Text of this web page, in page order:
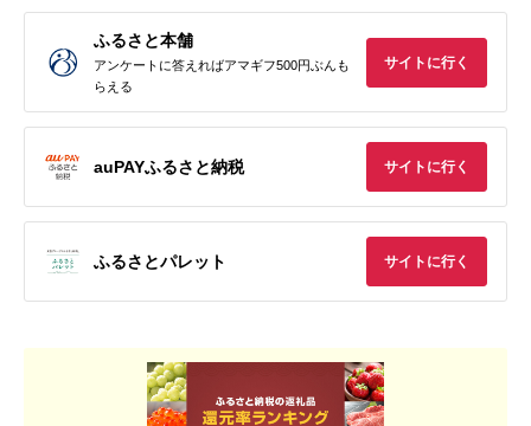
ふるさと本舗
アンケートに答えればアマギフ500円ぶんも
らえる
サイトに行く
auPAYふるさと納税 サイトに行く
ふるさとパレット サイトに行く